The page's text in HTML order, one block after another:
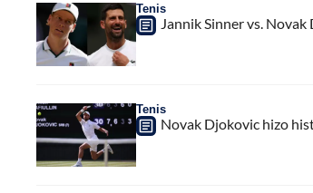
Tenis
Jannik Sinner vs.
Tenis
Novak Djokovic hizo